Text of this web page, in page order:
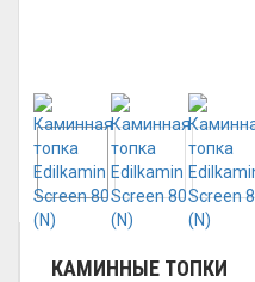
КАМИННЫЕ ТОПКИ